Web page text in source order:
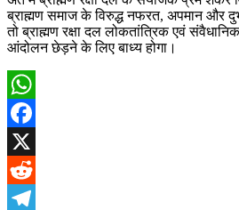
ब्राह्मण समाज के विरुद्ध नफरत, अपमान और
तो ब्राह्मण रक्षा दल लोकतांत्रिक एवं
आंदोलन छेड़ने के लिए बाध्य होगा।
WhatsApp
Facebook
X
Reddit